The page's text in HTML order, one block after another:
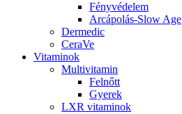
Fényvédelem
Arcápolás-Slow Age
Dermedic
CeraVe
Vitaminok
Multivitamin
Felnőtt
Gyerek
LXR vitaminok